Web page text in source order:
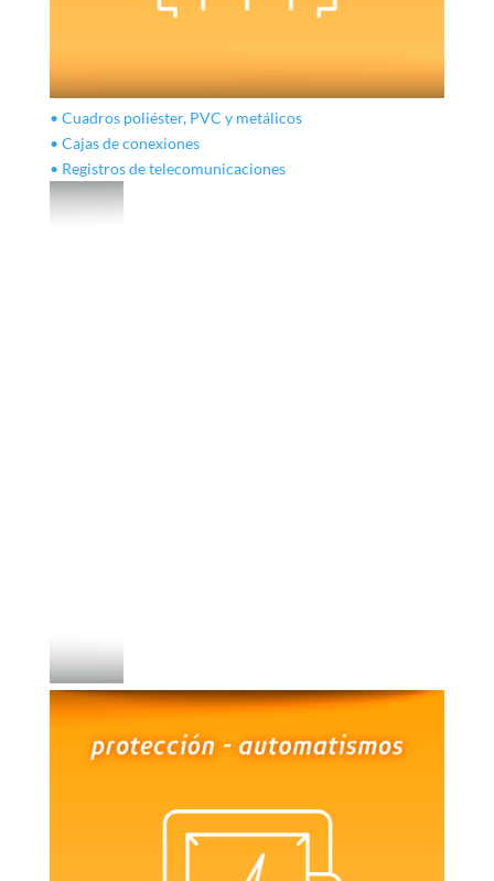
• Cuadros poliéster, PVC y metálicos
• Cajas de conexiones
• Registros de telecomunicaciones